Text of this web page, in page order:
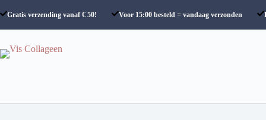
naarGratis verzending vanaf € 50! Voor 15:00 besteld = vandaag verzonden